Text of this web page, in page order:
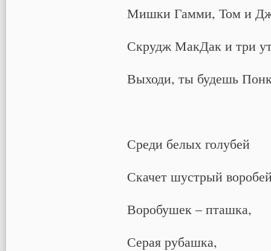
Мишки Гамми, Том и
Скрудж МакДак и три
Выходи, ты будешь
Среди белых голубей
Скачет шустрый
Воробушек – пташка,
Серая рубашка,